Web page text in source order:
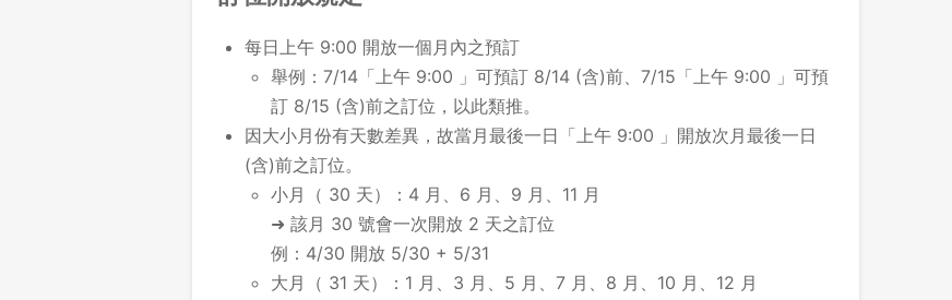
每日上午 9:00 開放一個月內之預訂
舉例：7/14「上午 9:00 」可預訂 8/14 (含)前、7/15「上午 9:00 」可預
訂 8/15 (含)前之訂位，以此類推。
因大小月份有天數差異，故當月最後一日「上午 9:00 」開放次月最後一日
(含)前之訂位。
小月（ 30 天）：4 月、6 月、9 月、11 月
➜ 該月 30 號會一次開放 2 天之訂位
例：4/30 開放 5/30 + 5/31
大月（ 31 天）：1 月、3 月、5 月、7 月、8 月、10 月、12 月